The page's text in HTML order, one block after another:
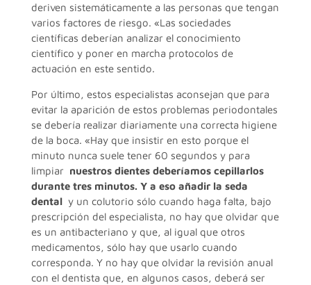
deriven sistemáticamente a las personas que tengan
varios factores de riesgo. «Las sociedades
científicas deberían analizar el conocimiento
científico y poner en marcha protocolos de
actuación en este sentido.
Por último, estos especialistas aconsejan que para
evitar la aparición de estos problemas periodontales
se debería realizar diariamente una correcta higiene
de la boca. «Hay que insistir en esto porque el
minuto nunca suele tener 60 segundos y para
limpiar nuestros dientes deberíamos cepillarlos
durante tres minutos. Y a eso añadir la seda
dentaly un colutorio sólo cuando haga falta, bajo
prescripción del especialista, no hay que olvidar que
es un antibacteriano y que, al igual que otros
medicamentos, sólo hay que usarlo cuando
corresponda. Y no hay que olvidar la revisión anual
con el dentista que, en algunos casos, deberá ser